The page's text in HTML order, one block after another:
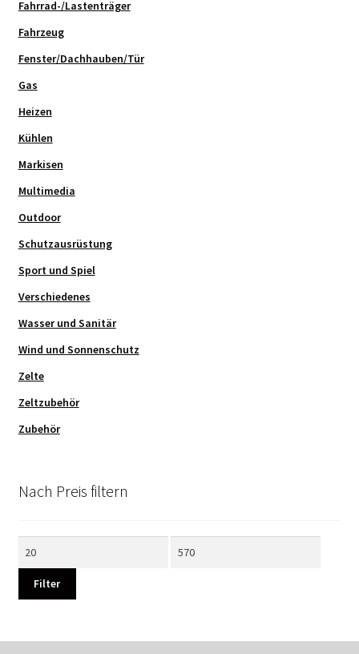
Fahrrad-/Lastenträger
Fahrzeug
Fenster/Dachhauben/Tür
Gas
Heizen
Kühlen
Markisen
Multimedia
Outdoor
Schutzausrüstung
Sport und Spiel
Verschiedenes
Wasser und Sanitär
Wind und Sonnenschutz
Zelte
Zeltzubehör
Zubehör
Nach Preis filtern
Filter